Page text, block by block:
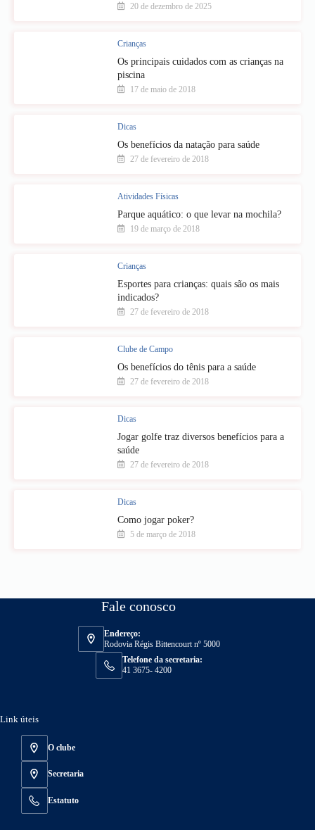
20 de dezembro de 2025
Crianças
Os principais cuidados com as crianças na
piscina
17 de maio de 2018
Dicas
Os benefícios da natação para saúde
27 de fevereiro de 2018
Atividades Físicas
Parque aquático: o que levar na mochila?
19 de março de 2018
Crianças
Esportes para crianças: quais são os mais
indicados?
27 de fevereiro de 2018
Clube de Campo
Os benefícios do tênis para a saúde
27 de fevereiro de 2018
Dicas
Jogar golfe traz diversos benefícios para a
saúde
27 de fevereiro de 2018
Dicas
Como jogar poker?
5 de março de 2018
Fale conosco
Endereço:
Rodovia Régis Bittencourt nº 5000
Telefone da secretaria:
41 3675- 4200
Link úteis
O clube
Secretaria
Estatuto